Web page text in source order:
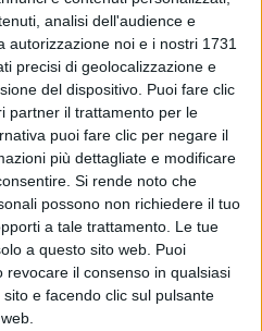
analisi dell'audience e
autorizzazione noi e i nostri 1731
precisi di geolocalizzazione e
del dispositivo. Puoi fare clic
partner il trattamento per le
puoi fare clic per negare il
più dettagliate e modificare
Si rende noto che
possono non richiedere il tuo
a tale trattamento. Le tue
a questo sito web. Puoi
il consenso in qualsiasi
e facendo clic sul pulsante
29 giu 2022
il crollo del tetto del
mia priorità ”, scrive la
rinviata al 3 agosto, la
30 giugno da Torino. “